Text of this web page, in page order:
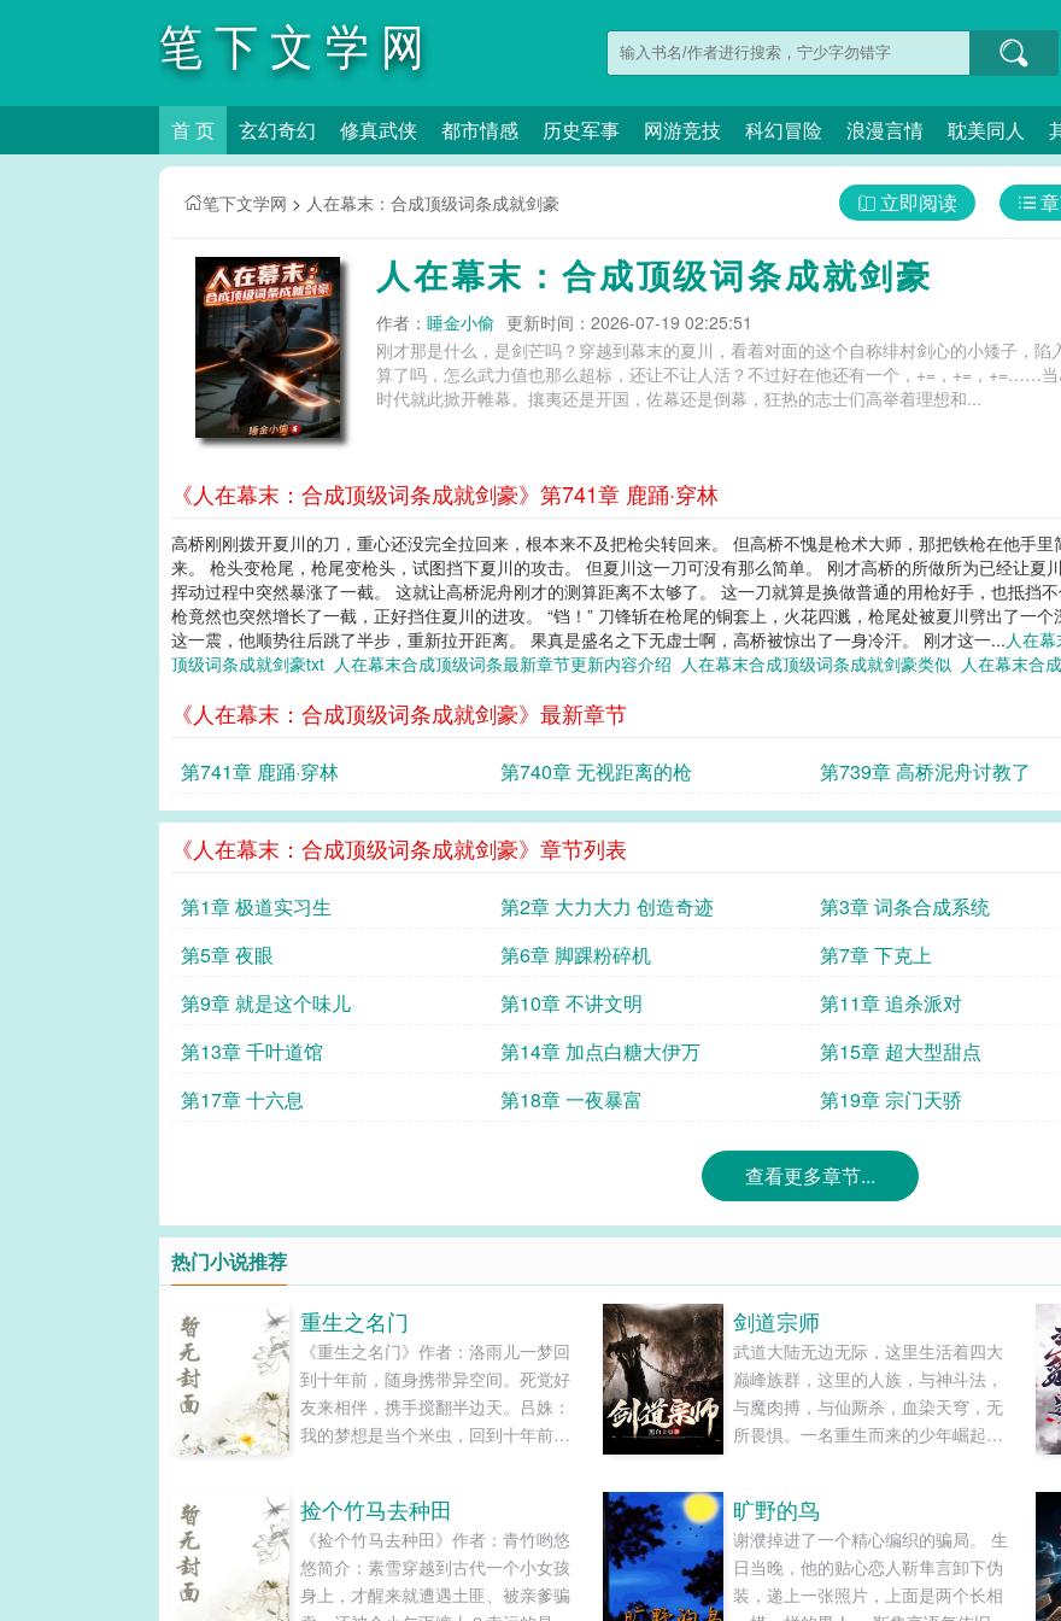
笔下文学网
首 页 玄幻奇幻 修真武侠 都市情感 历史军事 网游竞技 科幻冒险 浪漫言情 耽美同人
笔下文学网 > 人在幕末：合成顶级词条成就剑豪 立即阅读
人在幕末：合成顶级词条成就剑豪
作者： 睡金小偷 更新时间：2026-07-19 02:25:51
刚才那是什么，是剑芒吗？穿越到幕末的夏川，看着对面的这个自称绯村剑心的小矮子，
算了吗，怎么武力值也那么超标，还让不让人活？不过好在他还有一个，+=，+=，+=……
时代就此掀开帷幕。攘夷还是开国，佐幕还是倒幕，狂热的志士们高举着理想和...
《人在幕末：合成顶级词条成就剑豪》第741章 鹿踊·穿林
高桥刚刚拨开夏川的刀，重心还没完全拉回来，根本来不及把枪尖转回来。 但高桥不愧是枪术大师，那把铁枪在他手
来。 枪头变枪尾，枪尾变枪头，试图挡下夏川的攻击。 但夏川这一刀可没有那么简单。 刚才高桥的所做所为已经让夏
挥动过程中突然暴涨了一截。 这就让高桥泥舟刚才的测算距离不太够了。 这一刀就算是换做普通的用枪好手，也抵挡
枪竟然也突然增长了一截，正好挡住夏川的进攻。 “铛！” 刀锋斩在枪尾的铜套上，火花四溅，枪尾处被夏川劈出了一
这一震，他顺势往后跳了半步，重新拉开距离。 果真是盛名之下无虚士啊，高桥被惊出了一身冷汗。 刚才这一...人在
顶级词条成就剑豪txt 人在幕末合成顶级词条最新章节更新内容介绍 人在幕末合成顶级词条成就剑豪类似 人在幕末合
《人在幕末：合成顶级词条成就剑豪》最新章节
第741章 鹿踊·穿林 第740章 无视距离的枪 第739章 高桥泥舟讨教了
《人在幕末：合成顶级词条成就剑豪》章节列表
第1章 极道实习生 第2章 大力大力 创造奇迹 第3章 词条合成系统
第5章 夜眼
第6章 脚踝粉碎机 第7章 下克上
第9章 就是这个味儿
第10章 不讲文明 第11章 追杀派对
第13章 千叶道馆
第14章 加点白糖大伊万 第15章 超大型甜点
第17章 十六息
第18章 一夜暴富 第19章 宗门天骄
查看更多章节...
热门小说推荐
重生之名门
《重生之名门》作者：洛雨儿一梦回
到十年前，随身携带异空间。死党好
友来相伴，携手搅翻半边天。吕姝：
我的梦想是当个米虫，回到十年前最
不事生产的富二代啦！温婷：我会让
有些人后悔来到世上，后悔招惹了不
该招惹的人。那些曾经瞧不起我的，
那些曾经践踏过我的尊严的，我会让
剑道宗师
武道大陆无边无际，这里生活着四大
巅峰族群，这里的人族，与神斗法，
与魔肉搏，与仙厮杀，血染天穹，无
所畏惧。一名重生而来的少年崛起于
九重天！仅凭手中三尺剑，斩尽世间
一切敌！当今大世，唯剑独尊！......
捡个竹马去种田
《捡个竹马去种田》作者：青竹哟悠
悠简介：素雪穿越到古代一个小女孩
身上，才醒来就遭遇土匪、被亲爹骗
旷野的鸟
谢濮掉进了一个精心编织的骗局。 生
日当晚，他的贴心恋人靳隼言卸下伪
装，递上一张照片，上面是两个长相